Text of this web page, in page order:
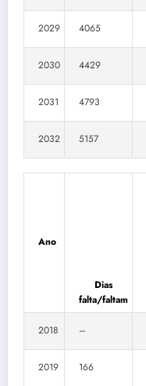
2029 4065
2030 4429
2031 4793
2032 5157
Ano
Dias
falta/faltam
2018 –
2019 166